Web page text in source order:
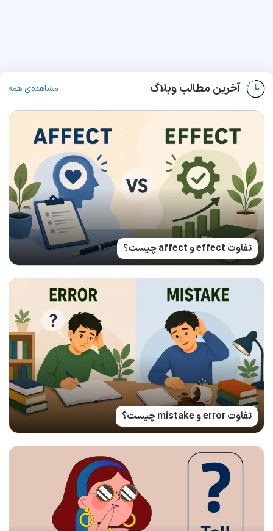
آخرین مطالب وبلاگ مشاهده‌ی همه
تفاوت effect و affect چیست؟
تفاوت error و mistake چیست؟